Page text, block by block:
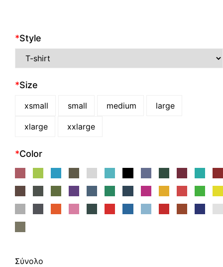
*Style
*Size
xsmall small medium large
xlarge xxlarge
*Color
Σύνολο